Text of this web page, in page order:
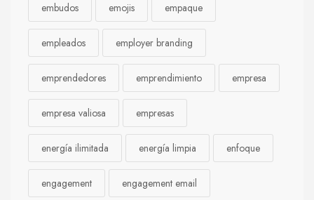
embudos emojis empaque
empleados employer branding
emprendedores emprendimiento empresa
empresa valiosa empresas
energía ilimitada energía limpia enfoque
engagement engagement email